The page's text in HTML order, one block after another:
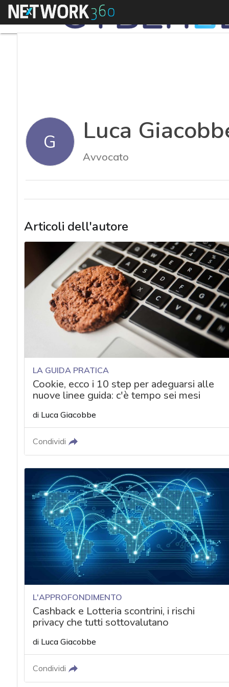
Menu
G Luca
Avvocato
Articoli dell'autore
LA GUIDA PRATICA
Cookie, ecco i 10 step per adeguarsi alle
nuove linee guida: c'è tempo sei mesi
di Luca Giacobbe
Condividi
L'APPROFONDIMENTO
Cashback e Lotteria scontrini, i rischi
privacy che tutti sottovalutano
di Luca Giacobbe
Condividi